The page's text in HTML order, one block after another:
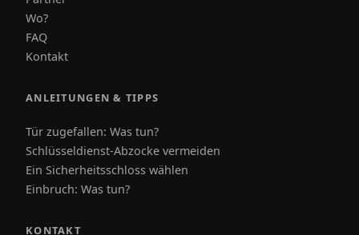
Wo?
FAQ
Kontakt
ANLEITUNGEN & TIPPS
Tür zugefallen: Was tun?
Schlüsseldienst-Abzocke vermeiden
Ein Sicherheitsschloss wählen
Einbruch: Was tun?
KONTAKT